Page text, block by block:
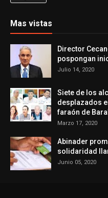
Mas vistas
Director
pospongan
Julio 14, 2020
Siete de los
desplazados
faraón de
Marzo 17, 2020
Abinader
solidaridad
Junio 05, 2020